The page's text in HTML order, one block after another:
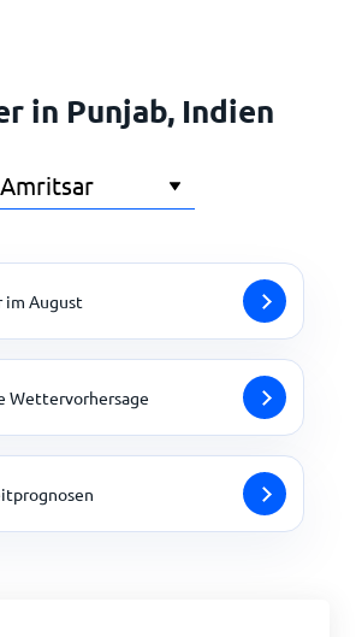
in Punjab, Indien
August
Wettervorhersage